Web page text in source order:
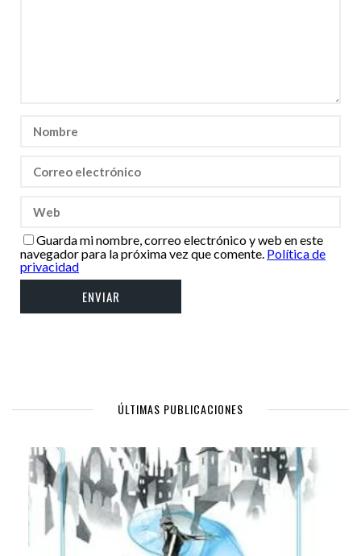
Guarda mi nombre, correo electrónico y web en este
navegador para la próxima vez que comente. Política de
privacidad
ÚLTIMAS PUBLICACIONES